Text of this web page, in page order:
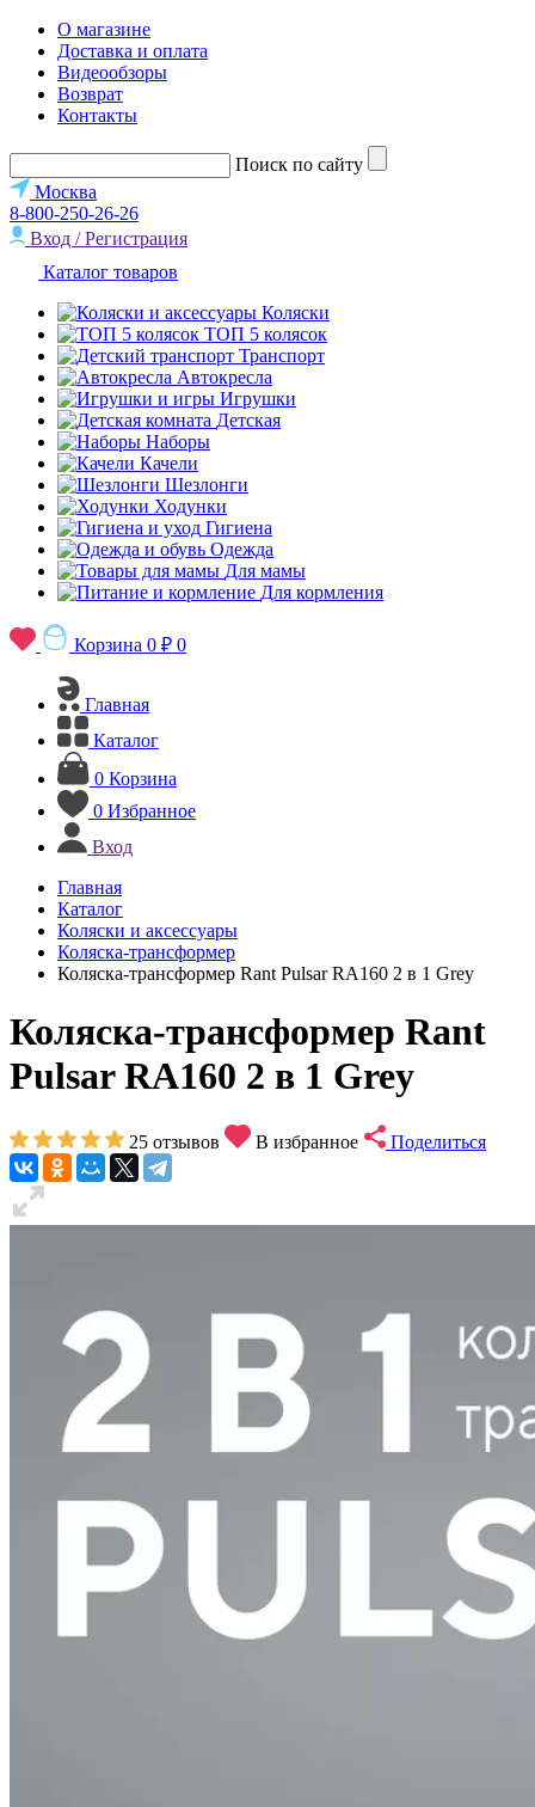
О магазине
Доставка и оплата
Видеообзоры
Возврат
Контакты
Поиск по сайту
Москва
8-800-250-26-26
Вход / Регистрация
Каталог товаров
Коляски
ТОП 5 колясок
Транспорт
Автокресла
Игрушки
Детская
Наборы
Качели
Шезлонги
Ходунки
Гигиена
Одежда
Для мамы
Для кормления
Корзина 0 ₽ 0
Главная
Каталог
0 Корзина
0 Избранное
Вход
Главная
Каталог
Коляски и аксессуары
Коляска-трансформер
Коляска-трансформер Rant Pulsar RA160 2 в 1 Grey
Коляска-трансформер Rant
Pulsar RA160 2 в 1 Grey
25 отзывов В избранное Поделиться